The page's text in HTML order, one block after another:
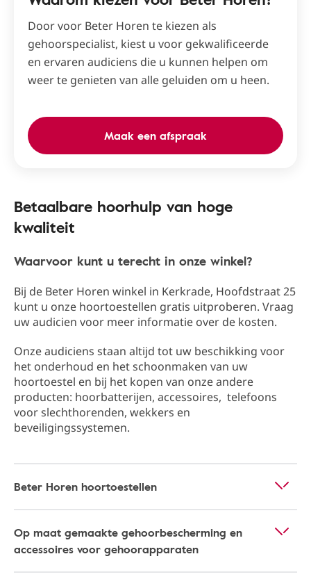
Door voor Beter Horen te kiezen als
gehoorspecialist, kiest u voor gekwalificeerde
en ervaren audiciens die u kunnen helpen om
weer te genieten van alle geluiden om u heen.
Maak een afspraak
Betaalbare hoorhulp van hoge
kwaliteit
Waarvoor kunt u terecht in onze winkel?
Bij de Beter Horen winkel in Kerkrade​, Hoofdstraat 25​
kunt u onze hoortoestellen gratis uitproberen. Vraag
uw audicien voor meer informatie over de kosten.
Onze audiciens staan altijd tot uw beschikking ​​voor
het onderhoud en het schoonmaken van uw
hoortoestel en bij het kopen van onze andere
producten: hoorbatterijen, accessoires, telefoons
voor slechthorenden, wekkers en
beveiligingssystemen.
Beter Horen hoortoestellen
Op maat gemaakte gehoorbescherming en
accessoires voor gehoorapparaten